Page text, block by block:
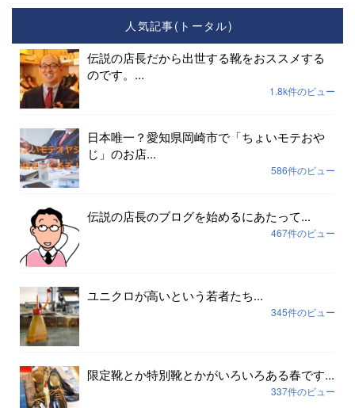
人気記事(トータル)
伝説の店長だから出世する靴をおススメする
のです。...
1.8k件のビュー
日本唯一？愛知県岡崎市で「ちょいモテおや
じ」のお店...
586件のビュー
伝説の店長のブログを始めるにあたって...
467件のビュー
ユニクロが高いという若者たち...
345件のビュー
限定靴とか特別靴とかがいろいろある春です...
337件のビュー